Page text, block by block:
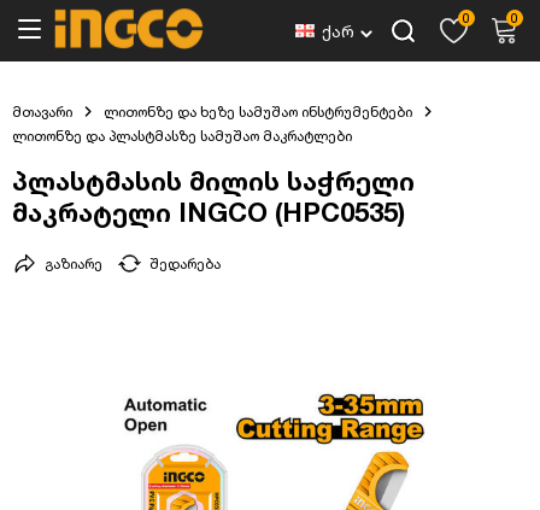
ქარ
0 0
მთავარი
ლითონზე და ხეზე სამუშაო ინსტრუმენტები
ლითონზე და პლასტმასზე სამუშაო მაკრატლები
პლასტმასის მილის საჭრელი
მაკრატელი INGCO (HPC0535)
შედარება
გაზიარე